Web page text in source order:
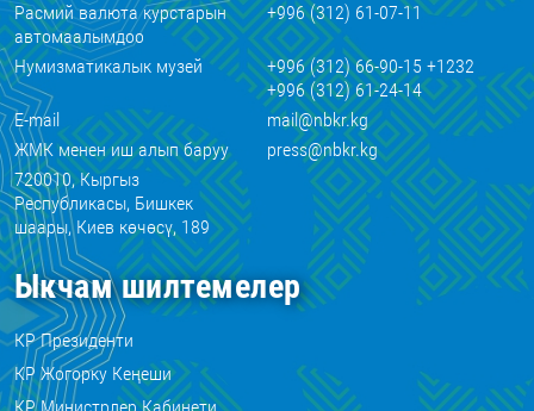
Расмий валюта курстарын
автомаалымдоо
+996 (312) 61-07-11
Нумизматикалык музей
+996 (312) 66-90-15 +1232
+996 (312) 61-24-14
E-mail
mail@nbkr.kg
ЖМК менен иш алып баруу
press@nbkr.kg
720010, Кыргыз
Республикасы, Бишкек
шаары, Киев көчөсү, 189
Ыкчам шилтемелер
КР Президенти
КР Жогорку Кеңеши
КР Министрлер Кабинети